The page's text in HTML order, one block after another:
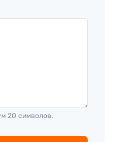
20 символов.